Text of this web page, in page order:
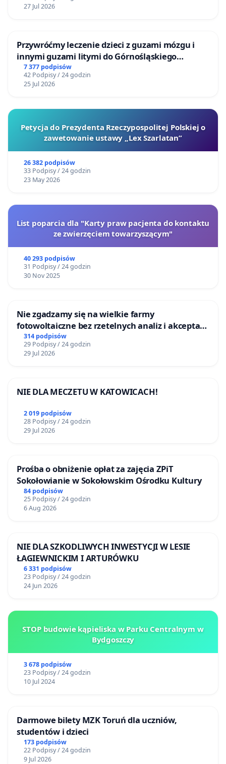
27 Jul 2026
Przywróćmy leczenie dzieci z guzami mózgu i
innymi guzami litymi do Górnośląskiego
Centrum Zdrowia Dziecka w Katowicach
7 377 podpisów
42 Podpisy / 24 godzin
25 Jul 2026
Petycja do Prezydenta Rzeczypospolitej Polskiej o
zawetowanie ustawy „Lex Szarlatan”
26 382 podpisów
33 Podpisy / 24 godzin
23 May 2026
List poparcia dla "Karty praw pacjenta do kontaktu
ze zwierzęciem towarzyszącym"
40 293 podpisów
31 Podpisy / 24 godzin
30 Nov 2025
Nie zgadzamy się na wielkie farmy
fotowoltaiczne bez rzetelnych analiz i akceptacji
mieszkańców
314 podpisów
29 Podpisy / 24 godzin
29 Jul 2026
NIE DLA MECZETU W KATOWICACH!
2 019 podpisów
28 Podpisy / 24 godzin
29 Jul 2026
Prośba o obniżenie opłat za zajęcia ZPiT
Sokołowianie w Sokołowskim Ośrodku Kultury
84 podpisów
25 Podpisy / 24 godzin
6 Aug 2026
NIE DLA SZKODLIWYCH INWESTYCJI W LESIE
ŁAGIEWNICKIM I ARTURÓWKU
6 331 podpisów
23 Podpisy / 24 godzin
24 Jun 2026
STOP budowie kąpieliska w Parku Centralnym w
Bydgoszczy
3 678 podpisów
23 Podpisy / 24 godzin
10 Jul 2024
Darmowe bilety MZK Toruń dla uczniów,
studentów i dzieci
173 podpisów
22 Podpisy / 24 godzin
9 Jul 2026